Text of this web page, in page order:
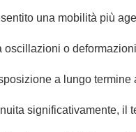
una mobilità più
oscillazioni o
a lungo termine
significativamente,